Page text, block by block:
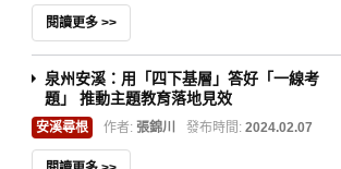
閱讀更多 >>
泉州安溪：用「四下基層」答好「一線考
題」 推動主題教育落地見效
安溪尋根 作者: 張錦川 發布時間: 2024.02.07